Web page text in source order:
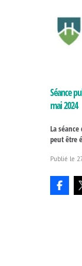
Séance
mai 2024
La
peut être